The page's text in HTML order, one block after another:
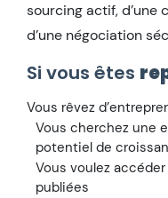
sourcing actif,
d’une négociation
Si vous êtes
Vous rêvez
Vous cherchez une
potentiel de
Vous voulez
publiées